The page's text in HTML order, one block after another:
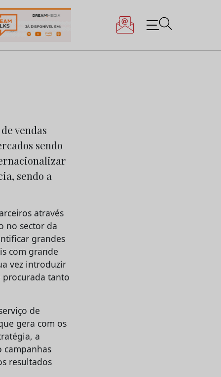
vendas
sendo
sendo a
através
no sector da
grandes
com grande
vez introduzir
procurada tanto
de
gera com os
a
campanhas
resultados